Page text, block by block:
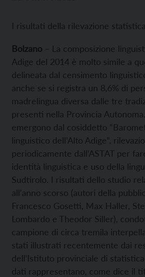
I risultati della rilevazione
Bolzano – La composizione
Adige del 2014 è molto simile a
delineata dal censimento
anche se si registra un 8,6% di
madrelingua diversa dalle tre
presenti nella Provincia
emergono dal cosiddetto
linguistico dell’Alto Adige”,
periodicamente dall’ASTAT per
identità linguistica e uso della
Sudtirolo. I risultati dello studio
all’anno scorso (autori della
Francesco Gosetti, Max Haller,
Lombardo e Theodor Siller),
campione di circa tremila
stati illustrati recentemente dai
dell’Istituto provinciale di
dati rappresentano, come dice il